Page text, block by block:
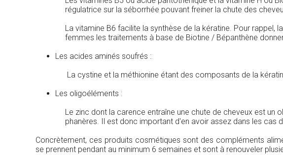
régulatrice sur la séborrhée pouvant freiner la chute des
La vitamine B6 facilite la synthèse de la kératine. Pour
femmes les traitements à base de Biotine / Bépanthène
Les acides aminés soufrés :
La cystine et la méthionine étant des composants de la
Les oligoéléments :
Le zinc dont la carence entraîne une chute de cheveux est
phanères. Il est donc important d'en avoir assez dans les cas
Concrètement, ces produits cosmétiques sont des compléments
se prennent pendant au minimum 6 semaines et sont à renouveler